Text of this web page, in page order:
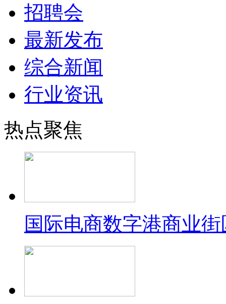
招聘会
最新发布
综合新闻
行业资讯
热点聚焦
国际电商数字港商业